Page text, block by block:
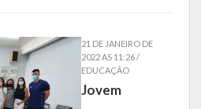
21 DE JANEIRO DE
2022 AS 11:26 /
EDUCAÇÃO
Jovem